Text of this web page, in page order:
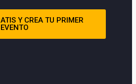
Y CREA TU PRIMER
EVENTO